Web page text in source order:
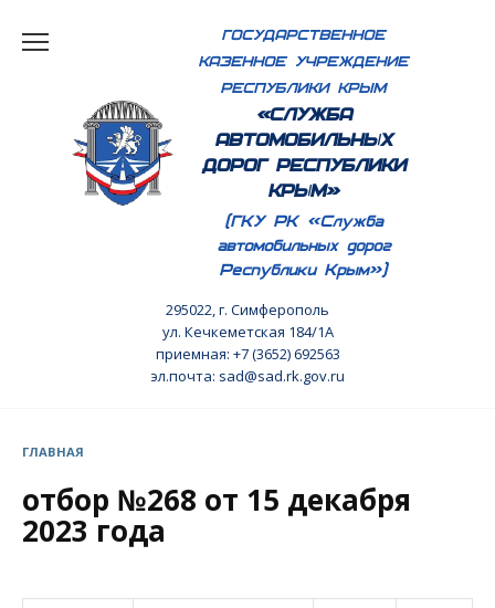
ГОСУДАРСТВЕННОЕ
КАЗЕННОЕ УЧРЕЖДЕНИЕ
РЕСПУБЛИКИ КРЫМ
«СЛУЖБА
АВТОМОБИЛЬНЫХ
ДОРОГ РЕСПУБЛИКИ
КРЫМ»
(ГКУ РК «Служба
автомобильных дорог
Республики Крым»)
295022, г. Симферополь
ул. Кечкеметская 184/1А
приемная: +7 (3652) 692563
эл.почта: sad@sad.rk.gov.ru
ГЛАВНАЯ
отбор №268 от 15 декабря
2023 года